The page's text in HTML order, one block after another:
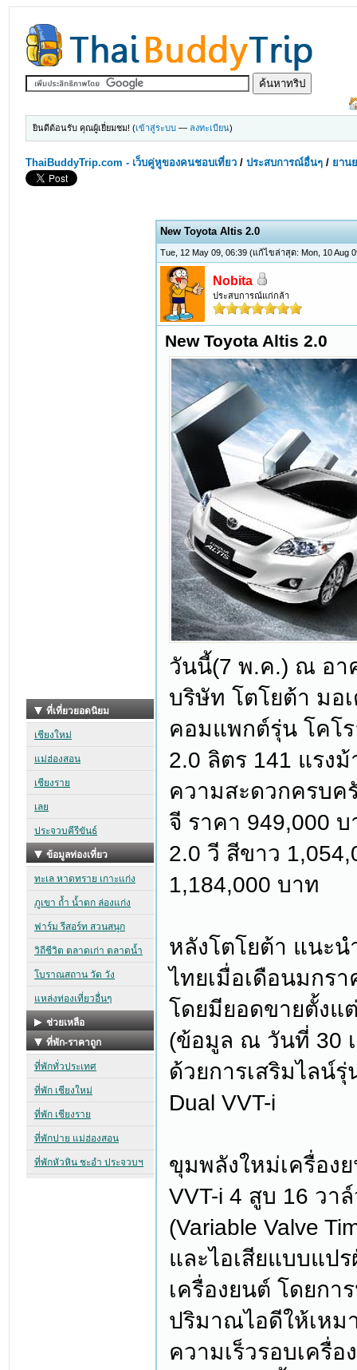
ยินดีต้อนรับ คุณผู้เยี่ยมชม! (เข้าสู่ระบบ — ลงทะเบียน)
ThaiBuddyTrip.com - เว็บคู่หูของคนชอบเที่ยว /ประสบการณ์อื่นๆ / ยาน
New Toyota Altis 2.0
Tue, 12 May 09, 06:39(แก้ไขล่าสุด: Mon, 10 Aug
Nobita
ประสบการณ์แก่กล้า
New Toyota Altis 2.0
วันนี้(7 พ.ค.) ณ อา
บริษัท โตโยต้า มอ
คอมแพกต์รุ่น โคโ
2.0 ลิตร 141 แรง
ความสะดวกครบค
จี ราคา 949,000
2.0 วี สีขาว
1,184,000 บาท
หลังโตโยต้า แนะน
ไทยเมื่อเดือนมกร
โดยมียอดขายตั้งแ
(ข้อมูล ณ วันที่ 30
ด้วยการเสริมไลน์
Dual VVT-i
ขุมพลังใหม่เครื่อง
VVT-i 4 สูบ 16 วา
(Variable Valve
และไอเสียแบบแป
เครื่องยนต์ โดยก
ปริมาณไอดีให้เหม
ความเร็วรอบเครื่